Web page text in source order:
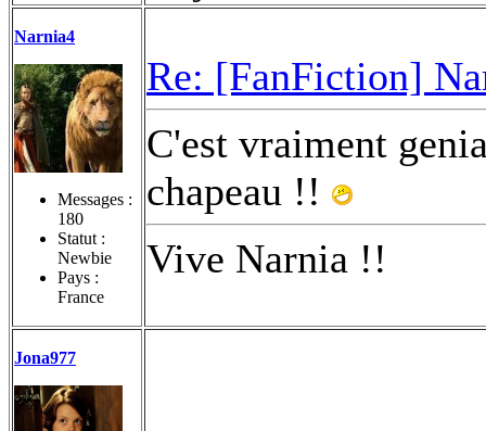
Narnia4
Messages :
180
Statut :
Newbie
Pays :
France
Re: [FanFiction]
C'est vraiment
chapeau !!
Vive Narnia !!
Jona977